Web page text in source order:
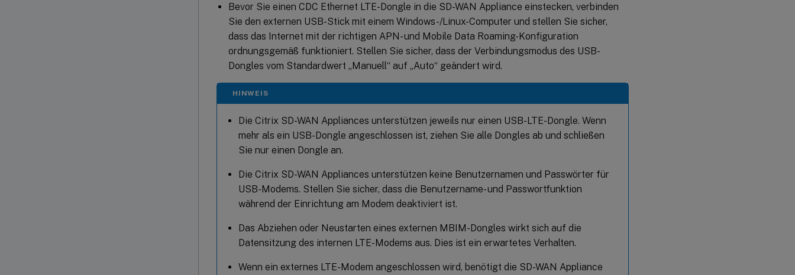
Bevor Sie einen CDC Ethernet LTE-Dongle in die SD-WAN Appliance einstecken, verbinden
Sie den externen USB-Stick mit einem Windows-/Linux-Computer und stellen Sie sicher,
dass das Internet mit der richtigen APN- und Mobile Data Roaming-Konfiguration
ordnungsgemäß funktioniert. Stellen Sie sicher, dass der Verbindungsmodus des USB-
Dongles vom Standardwert „Manuell“ auf „Auto“ geändert wird.
HINWEIS
Die Citrix SD-WAN Appliances unterstützen jeweils nur einen USB-LTE-Dongle. Wenn
mehr als ein USB-Dongle angeschlossen ist, ziehen Sie alle Dongles ab und schließen
Sie nur einen Dongle an.
Die Citrix SD-WAN Appliances unterstützen keine Benutzernamen und Passwörter für
USB-Modems. Stellen Sie sicher, dass die Benutzername- und Passwortfunktion
während der Einrichtung am Modem deaktiviert ist.
Das Abziehen oder Neustarten eines externen MBIM-Dongles wirkt sich auf die
Datensitzung des internen LTE-Modems aus. Dies ist ein erwartetes Verhalten.
Wenn ein externes LTE-Modem angeschlossen wird, benötigt die SD-WAN Appliance